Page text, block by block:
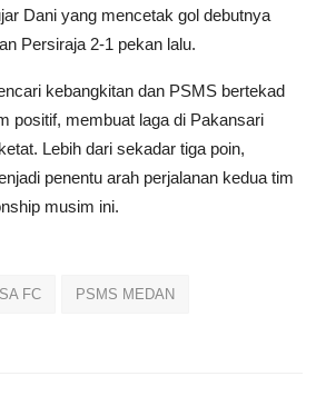
Dani yang mencetak gol debutnya
Persiraja 2-1 pekan lalu.
kebangkitan dan PSMS bertekad
positif, membuat laga di Pakansari
Lebih dari sekadar tiga poin,
penentu arah perjalanan kedua tim
musim ini.
FC PSMS MEDAN